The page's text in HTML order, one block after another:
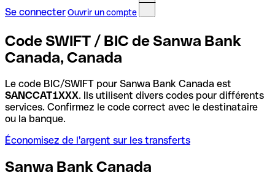
Se connecterOuvrir un compte
Code SWIFT / BIC de Sanwa Bank
Canada, Canada
Le code BIC/SWIFT pour Sanwa Bank Canada est
SANCCAT1XXX. Ils utilisent divers codes pour différents
services. Confirmez le code correct avec le destinataire
ou la banque.
Économisez de l'argent sur les transferts
Sanwa Bank Canada